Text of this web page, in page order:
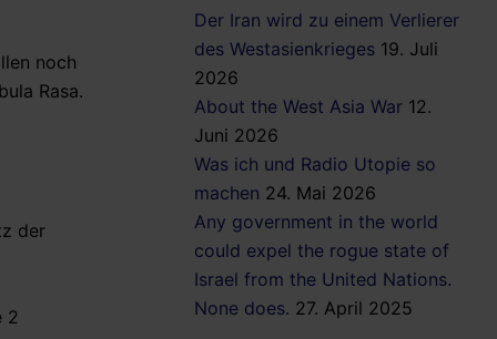
noch
Rasa.
der
2
Der Iran wird zu einem Verlierer
des Westasienkrieges 19. Juli
2026
About the West Asia War 12.
Juni 2026
Was ich und Radio Utopie so
machen 24. Mai 2026
Any government in the world
could expel the rogue state of
Israel from the United Nations.
None does. 27. April 2025